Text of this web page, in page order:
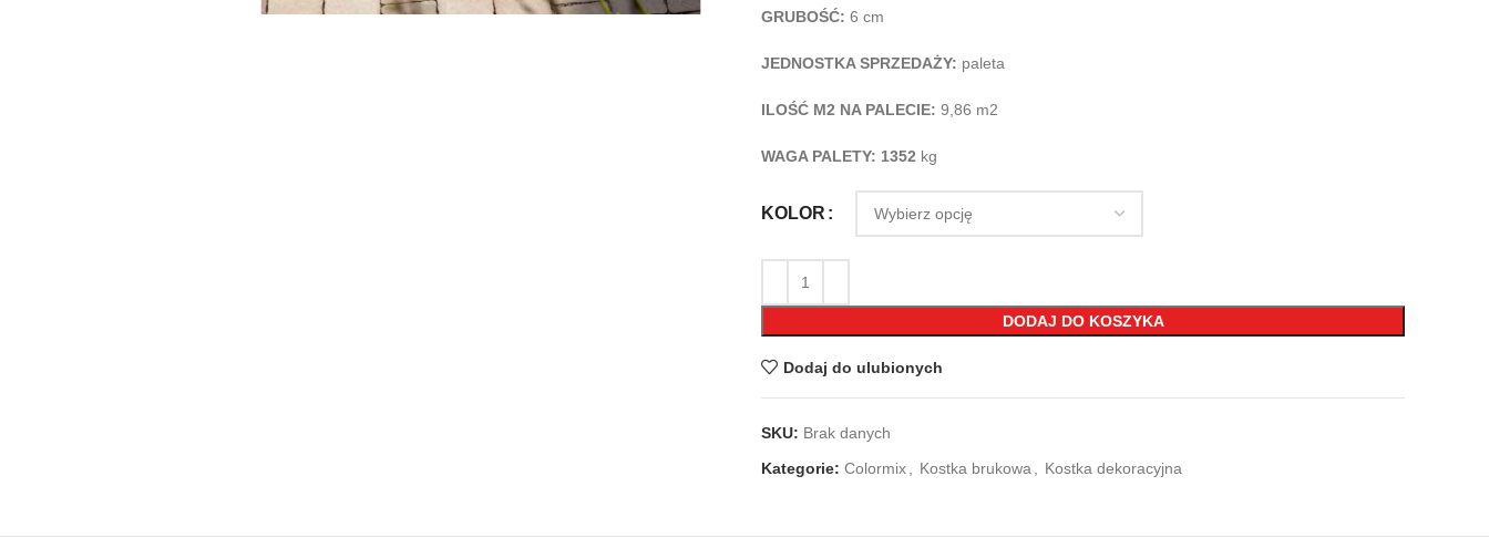
GRUBOŚĆ: 6 cm
JEDNOSTKA SPRZEDAŻY: paleta
ILOŚĆ M2 NA PALECIE: 9,86 m2
WAGA PALETY: 1352 kg
KOLOR
DODAJ DO KOSZYKA
Dodaj do ulubionych
SKU: Brak danych
Kategorie: Colormix Kostka brukowa Kostka dekoracyjna